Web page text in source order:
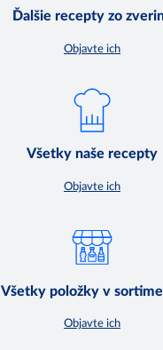
Ďalšie recepty zo
Objavte ich
Všetky naše recepty
Objavte ich
Všetky položky v
Objavte ich